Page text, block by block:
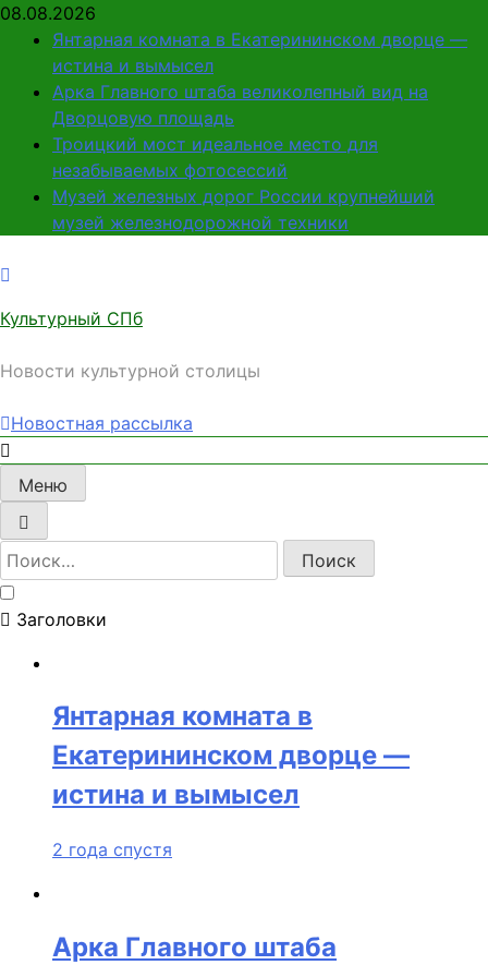
Перейти
содержимому
08.08.2026
Янтарная комната в Екатерининском дворце —
истина и вымысел
Арка Главного штаба великолепный вид на
Дворцовую площадь
Троицкий мост идеальное место для
незабываемых фотосессий
Музей железных дорог России крупнейший
музей железнодорожной техники
Культурный СПб
Новости культурной столицы
Новостная рассылка
Меню
Найти:
Заголовки
Янтарная комната в
Екатерининском дворце —
истина и вымысел
2 года спустя
Арка Главного штаба